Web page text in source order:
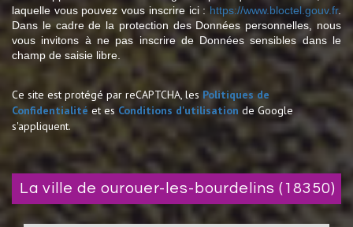
laquelle vous pouvez vous inscrire ici : https://www.bloctel.gouv.fr.
Dans le cadre de la protection des Données personnelles, nous
vous invitons à ne pas inscrire de Données sensibles dans le
champ de saisie libre.
Ce site est protégé par reCAPTCHA, les Politiques de
Confidentialité et es Conditions d'utilisation de Google
s'appliquent.
la ville de ourouer-les-bourdelins (18350)